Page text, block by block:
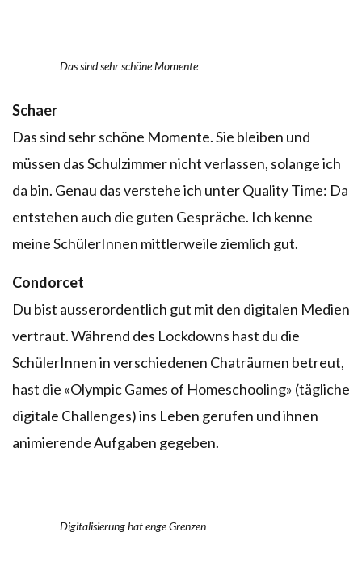
Das sind sehr schöne Momente
Schaer
Das sind sehr schöne Momente. Sie bleiben und
müssen das Schulzimmer nicht verlassen, solange ich
da bin. Genau das verstehe ich unter Quality Time: Da
entstehen auch die guten Gespräche. Ich kenne
meine SchülerInnen mittlerweile ziemlich gut.
Condorcet
Du bist ausserordentlich gut mit den digitalen Medien
vertraut. Während des Lockdowns hast du die
SchülerInnen in verschiedenen Chaträumen betreut,
hast die «Olympic Games of Homeschooling» (tägliche
digitale Challenges) ins Leben gerufen und ihnen
animierende Aufgaben gegeben.
Digitalisierung hat enge Grenzen